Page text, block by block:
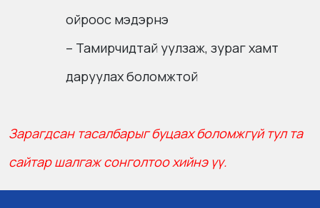
ойроос мэдэрнэ
– Тамирчидтай уулзаж, зураг хамт
даруулах боломжтой
Зарагдсан тасалбарыг буцаах боломжгүй тул та
сайтар шалгаж сонголтоо хийнэ үү.